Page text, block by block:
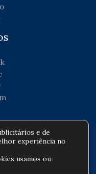
reservados -
e de
experiência no
usamos ou